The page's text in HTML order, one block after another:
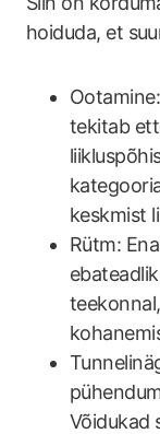
hoiduda, et
tekitab
keskmist
Rütm:
Võidukad